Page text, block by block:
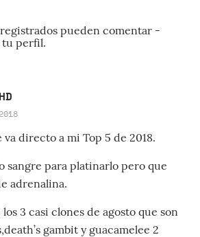
registrados pueden comentar -
tu perfil.
va directo a mi Top 5 de 2018.
sangre para platinarlo pero que
adrenalina.
los 3 casi clones de agosto que son
gambit y guacamelee 2